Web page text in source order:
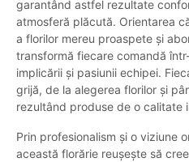
garantând astfel rezultate
atmosferă plăcută. Orientarea
a florilor mereu proaspete și
transformă fiecare comandă
implicării și pasiunii echipei.
grijă, de la alegerea florilor și
rezultând produse de o calitate
Prin profesionalism și o viziune
această florărie reușește să